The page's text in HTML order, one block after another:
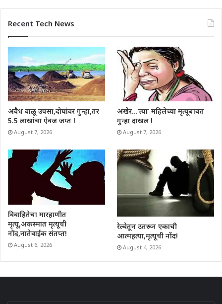
Recent Tech News
अवैध वाळू उपसा,दोघांवर गुन्हा,तर
5.5 लाखांचा ऐवज जप्त !
August 7, 2026
अखेर…’त्या’ महिलेच्या मृत्यूबाबत
गुन्हा दाखल !
August 7, 2026
विवाहितेचा मारहाणीत
मृत्यू,अकस्मात मृत्यूची
नोंद,नातेवाईक संतप्त!
August 6, 2026
रेल्वेतून उतरून एकाची
आत्महत्या,मृत्यूची नोंद!
August 4, 2026